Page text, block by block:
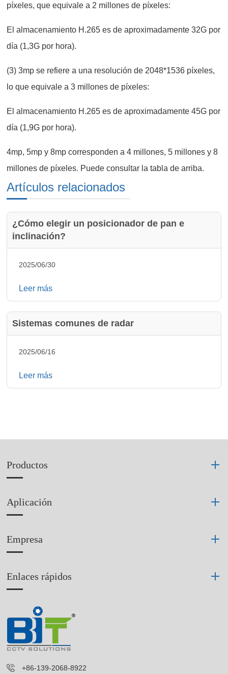
píxeles, que equivale a 2 millones de píxeles:
El almacenamiento H.265 es de aproximadamente 32G por
día (1,3G por hora).
(3) 3mp se refiere a una resolución de 2048*1536 píxeles,
lo que equivale a 3 millones de píxeles:
El almacenamiento H.265 es de aproximadamente 45G por
día (1,9G por hora).
4mp, 5mp y 8mp corresponden a 4 millones, 5 millones y 8
millones de píxeles. Puede consultar la tabla de arriba.
Artículos relacionados
¿Cómo elegir un posicionador de pan e
inclinación?
2025/06/30
Leer más
Sistemas comunes de radar
2025/06/16
Leer más
Productos
Aplicación
Empresa
Enlaces rápidos
+86-139-2068-8922